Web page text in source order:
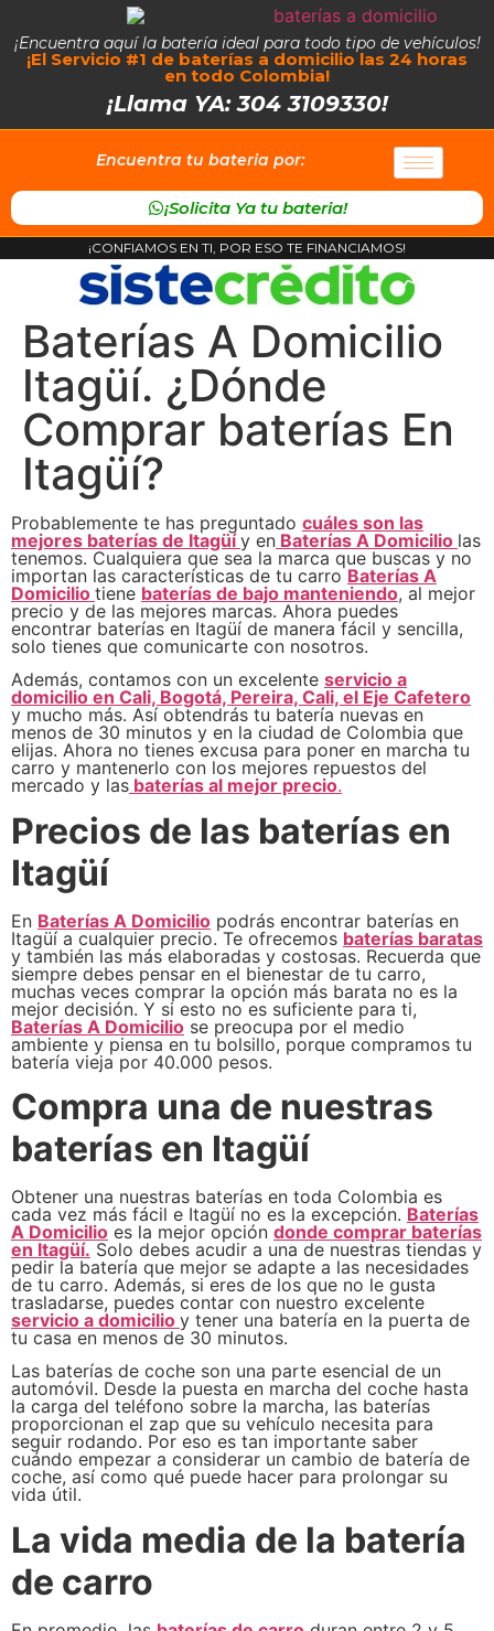
¡Encuentra aquí la batería ideal para todo tipo de vehículos!
¡El Servicio #1 de baterías a domicilio las 24 horas
en todo Colombia!
¡Llama YA: 304 3109330!
Encuentra tu bateria por:
¡Solicita Ya tu bateria!
¡CONFIAMOS EN TI, POR ESO TE FINANCIAMOS!
Baterías A Domicilio
Itagüí. ¿Dónde
Comprar baterías En
Itagüí?
Probablemente te has preguntado cuáles son las
mejores baterías de Itagüíy en Baterías A Domicilio las
tenemos. Cualquiera que sea la marca que buscas y no
importan las características de tu carroBaterías A
Domicilio tiene baterías de bajo manteniendo, al mejor
precio y de las mejores marcas. Ahora puedes
encontrar baterías en Itagüí de manera fácil y sencilla,
solo tienes que comunicarte con nosotros.
Además, contamos con un excelente servicio a
domicilio en Cali, Bogotá, Pereira, Cali, el Eje Cafetero
y mucho más. Así obtendrás tu batería nuevas en
menos de 30 minutos y en la ciudad de Colombia que
elijas. Ahora no tienes excusa para poner en marcha tu
carro y mantenerlo con los mejores repuestos del
mercado y las baterías al mejor precio.
Precios de las baterías en
Itagüí
En Baterías A Domicilio podrás encontrar baterías en
Itagüí a cualquier precio. Te ofrecemos baterías baratas
y también las más elaboradas y costosas. Recuerda que
siempre debes pensar en el bienestar de tu carro,
muchas veces comprar la opción más barata no es la
mejor decisión. Y si esto no es suficiente para ti,
Baterías A Domicilio se preocupa por el medio
ambiente y piensa en tu bolsillo, porque compramos tu
batería vieja por 40.000 pesos.
Compra una de nuestras
baterías en Itagüí
Obtener una nuestras baterías en toda Colombia es
cada vez más fácil e Itagüí no es la excepción. Baterías
A Domicilio es la mejor opción donde comprar baterías
en Itagüí. Solo debes acudir a una de nuestras tiendas y
pedir la batería que mejor se adapte a las necesidades
de tu carro. Además, si eres de los que no le gusta
trasladarse, puedes contar con nuestro excelente
servicio a domicilio y tener una batería en la puerta de
tu casa en menos de 30 minutos.
Las baterías de coche son una parte esencial de un
automóvil. Desde la puesta en marcha del coche hasta
la carga del teléfono sobre la marcha, las baterías
proporcionan el zap que su vehículo necesita para
seguir rodando. Por eso es tan importante saber
cuándo empezar a considerar un cambio de batería de
coche, así como qué puede hacer para prolongar su
vida útil.
La vida media de la batería
de carro